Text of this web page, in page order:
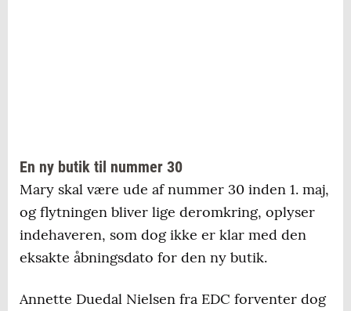
En ny butik til nummer 30
Mary skal være ude af nummer 30 inden 1. maj,
og flytningen bliver lige deromkring, oplyser
indehaveren, som dog ikke er klar med den
eksakte åbningsdato for den ny butik.
Annette Duedal Nielsen fra EDC forventer dog